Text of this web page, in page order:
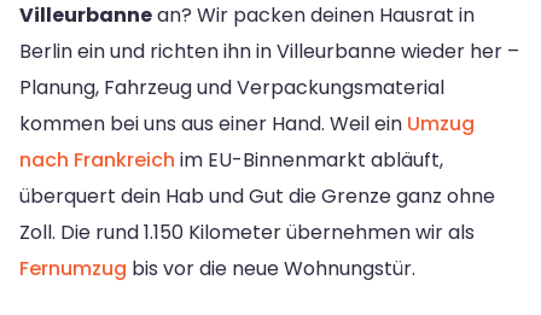
Villeurbannean? Wir packen deinen Hausrat in
Berlin ein und richten ihn in Villeurbanne wieder her –
Planung, Fahrzeug und Verpackungsmaterial
kommen bei uns aus einer Hand. Weil ein Umzug
nach Frankreich im EU-Binnenmarkt abläuft,
überquert dein Hab und Gut die Grenze ganz ohne
Zoll. Die rund 1.150 Kilometer übernehmen wir als
Fernumzug bis vor die neue Wohnungstür.